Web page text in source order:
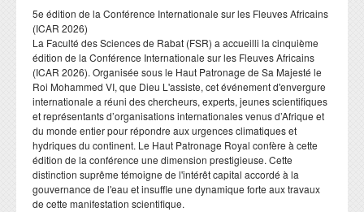
COOPERATION
Cooperation nationale
Cooperation internationale
DEPARTEMENTS
Département BIOLOGIE
Département CHIMIE
Département GEOLOGIE
CONTACT
​5e édition de la Conférence Internationale sur les Fleuves Africains
(ICAR 2026)
​La Faculté des Sciences de Rabat (FSR) a accueilli la cinquième
édition de la Conférence Internationale sur les Fleuves Africains
(ICAR 2026). Organisée sous le Haut Patronage de Sa Majesté le
Roi Mohammed VI, que Dieu L'assiste, cet événement d'envergure
internationale a réuni des chercheurs, experts, jeunes scientifiques
et représentants d’organisations internationales venus d’Afrique et
du monde entier pour répondre aux urgences climatiques et
hydriques du continent. Le Haut Patronage Royal confère à cette
édition de la conférence une dimension prestigieuse. Cette
distinction suprême témoigne de l'intérêt capital accordé à la
gouvernance de l'eau et insuffle une dynamique forte aux travaux
de cette manifestation scientifique.